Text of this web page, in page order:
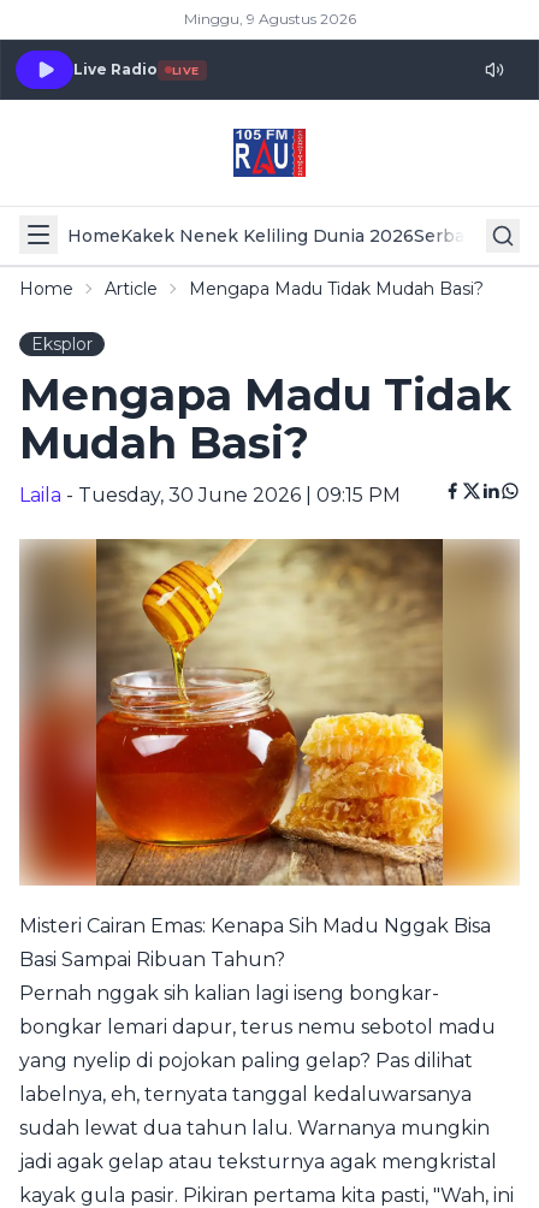
Minggu, 9 Agustus 2026
Live Radio LIVE
HomeKakek Nenek Keliling Dunia 2026Serba Serbi
Home Article Mengapa Madu Tidak Mudah Basi?
Eksplor
Mengapa Madu Tidak
Mudah Basi?
Laila - Tuesday, 30 June 2026 | 09:15 PM
Misteri Cairan Emas: Kenapa Sih Madu Nggak Bisa
Basi Sampai Ribuan Tahun?
Pernah nggak sih kalian lagi iseng bongkar-
bongkar lemari dapur, terus nemu sebotol madu
yang nyelip di pojokan paling gelap? Pas dilihat
labelnya, eh, ternyata tanggal kedaluwarsanya
sudah lewat dua tahun lalu. Warnanya mungkin
jadi agak gelap atau teksturnya agak mengkristal
kayak gula pasir. Pikiran pertama kita pasti, "Wah, ini